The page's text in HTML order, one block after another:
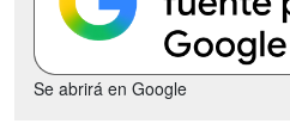
Se abrirá en Google